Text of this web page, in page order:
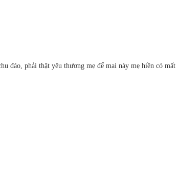
đáo, phải thật yêu thương mẹ để mai này mẹ hiền có mất